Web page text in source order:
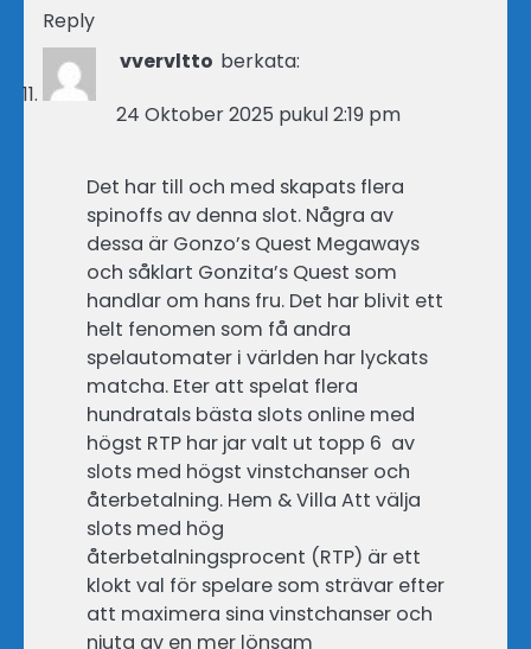
Reply
vvervltto berkata:
24 Oktober 2025 pukul 2:19 pm
Det har till och med skapats flera
spinoffs av denna slot. Några av
dessa är Gonzo’s Quest Megaways
och såklart Gonzita’s Quest som
handlar om hans fru. Det har blivit ett
helt fenomen som få andra
spelautomater i världen har lyckats
matcha. Eter att spelat flera
hundratals bästa slots online med
högst RTP har jar valt ut topp 6 av
slots med högst vinstchanser och
återbetalning. Hem & Villa Att välja
slots med hög
återbetalningsprocent (RTP) är ett
klokt val för spelare som strävar efter
att maximera sina vinstchanser och
njuta av en mer lönsam